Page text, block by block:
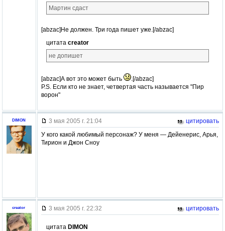
Мартин сдаст
[abzac]Не должен. Три года пишет уже.[/abzac]
цитата creator
не допишет
[abzac]А вот это может быть
.[/abzac]
P.S. Если кто не знает, четвертая часть называется "Пир
ворон"
DIMON 3 мая 2005 г. 21:04
цитировать
У кого какой любимый персонаж? У меня — Дейенерис, Арья,
Тирион и Джон Сноу
creator 3 мая 2005 г. 22:32 цитировать
цитата DIMON